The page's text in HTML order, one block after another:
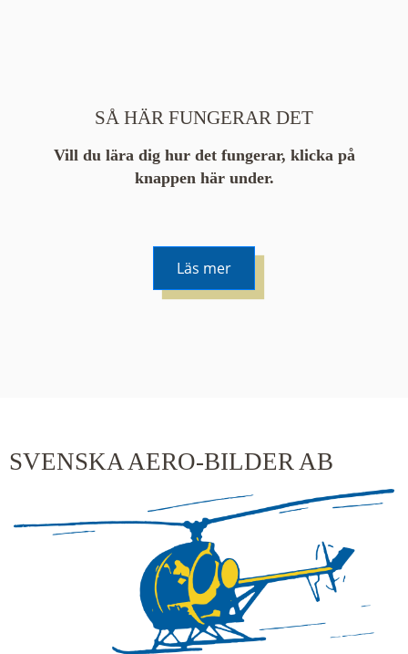
SÅ HÄR FUNGERAR DET
Vill du lära dig hur det fungerar, klicka på
knappen här under.
Läs mer
SVENSKA AERO-BILDER AB